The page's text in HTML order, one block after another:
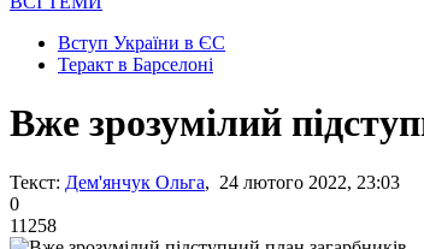
Вступ України в ЄС
Теракт в Барселоні
Вже зрозумілий
Текст: Дем'янчук Ольга, 24 лютого 2022, 23:03
0
11258